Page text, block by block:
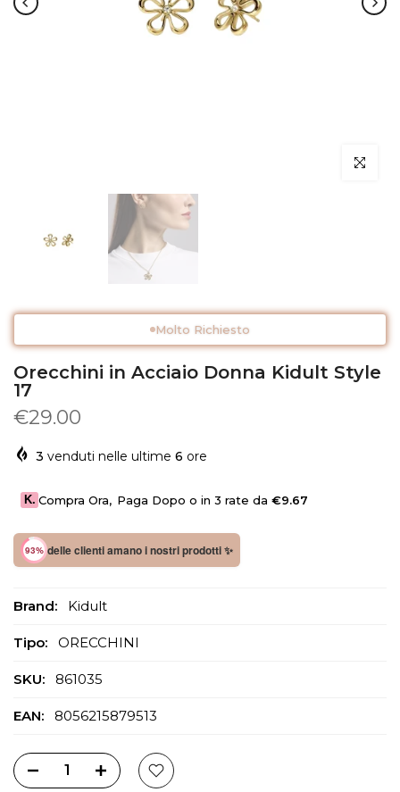
Clicca per
Molto Richiesto
Orecchini in Acciaio Donna Kidult Style
17
€29.00
3 venduti nelle ultime 6 ore
K. Compra Ora, Paga Dopo o in 3 rate da €9.67
93% delle clienti amano i nostri prodotti ✨
Brand: Kidult
Tipo: ORECCHINI
SKU: 861035
EAN: 8056215879513